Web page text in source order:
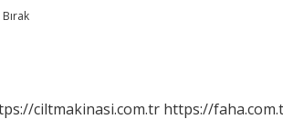
ciltmakinasi.com.tr https://